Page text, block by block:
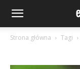
Strona główna Tagi